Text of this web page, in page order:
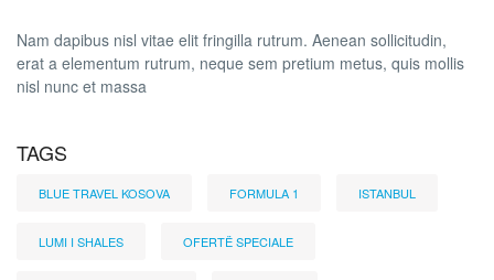
Nam dapibus nisl vitae elit fringilla rutrum. Aenean sollicitudin,
erat a elementum rutrum, neque sem pretium metus, quis mollis
nisl nunc et massa
TAGS
BLUE TRAVEL KOSOVA FORMULA 1 ISTANBUL
LUMI I SHALES OFERTË SPECIALE